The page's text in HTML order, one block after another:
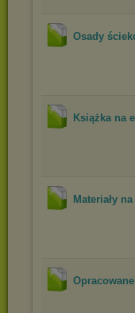
Osady
Książka na
Materiały